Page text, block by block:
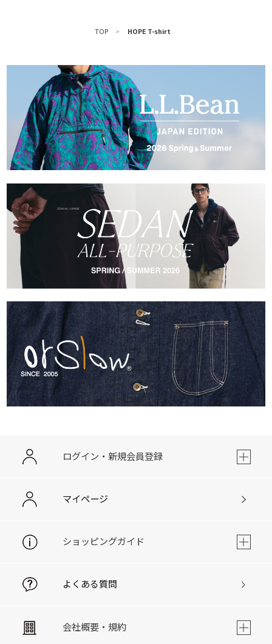
TOP > HOPE T-shirt
ログイン・新規会員登録
マイページ
ショッピングガイド
よくある質問
会社概要・規約